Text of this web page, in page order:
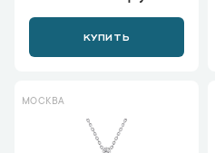
КУПИТЬ
МОСКВА